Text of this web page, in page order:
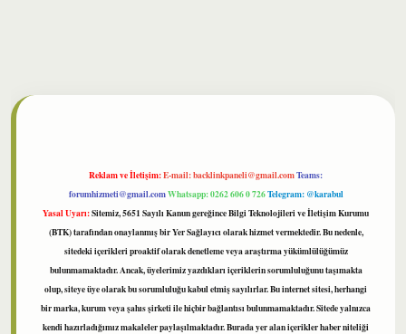
Reklam ve İletişim:E-mail:backlinkpaneli@gmail.comTeams:
forumhizmeti@gmail.comWhatsapp: 0262 606 0 726Telegram: @karabul
Yasal Uyarı:Sitemiz, 5651 Sayılı Kanun gereğince Bilgi Teknolojileri ve İletişim Kurumu
(BTK) tarafından onaylanmış bir Yer Sağlayıcı olarak hizmet vermektedir. Bu nedenle,
sitedeki içerikleri proaktif olarak denetleme veya araştırma yükümlülüğümüz
bulunmamaktadır. Ancak, üyelerimiz yazdıkları içeriklerin sorumluluğunu taşımakta
olup, siteye üye olarak bu sorumluluğu kabul etmiş sayılırlar. Bu internet sitesi, herhangi
bir marka, kurum veya şahıs şirketi ile hiçbir bağlantısı bulunmamaktadır. Sitede yalnızca
kendi hazırladığımız makaleler paylaşılmaktadır. Burada yer alan içerikler haber niteliği